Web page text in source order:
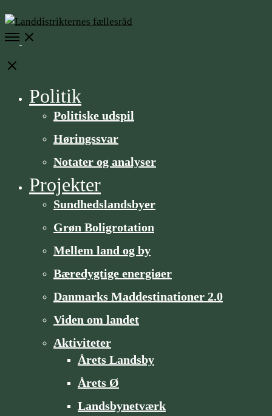
Open
Close
Politik
Politiske udspil
Høringssvar
Notater og analyser
Projekter
Sundheds­­landsbyer
Grøn Boligrotation
Mellem land og by
Bæredygtige energiøer
Danmarks Maddestinationer 2.0
Viden om landet
Aktiviteter
Årets Landsby
Årets Ø
Landsbynetværk